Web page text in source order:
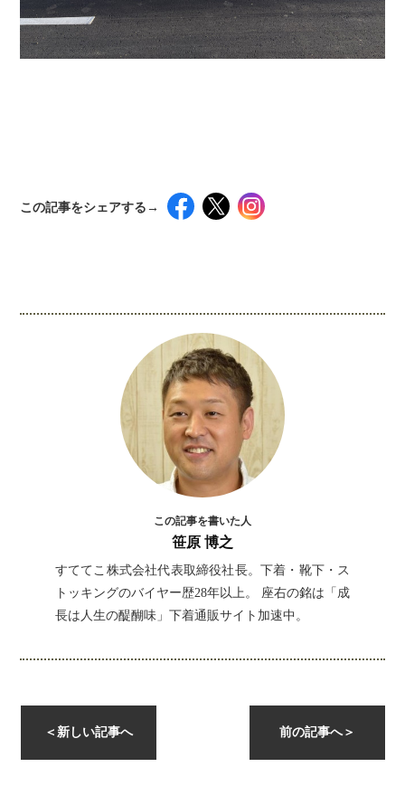
この記事をシェアする→
この記事を書いた人
笹原 博之
すててこ株式会社代表取締役社長。下着・靴下・ス
トッキングのバイヤー歴28年以上。 座右の銘は「成
長は人生の醍醐味」下着通販サイト加速中。
前の記事へ＞
＜ 新しい記事へ